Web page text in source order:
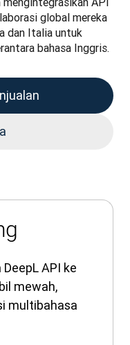
global mereka
dan Italia untuk
bahasa Inggris.
API ke
mewah,
multibahasa